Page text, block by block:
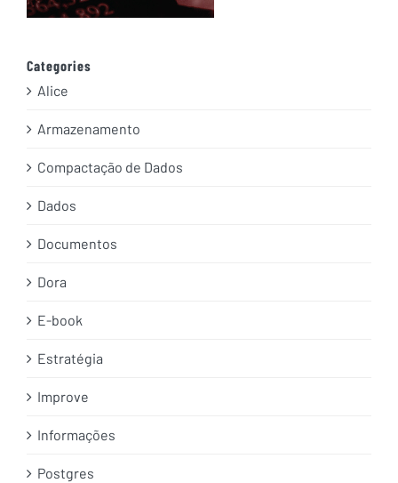
Categories
Alice
Armazenamento
Compactação de Dados
Dados
Documentos
Dora
E-book
Estratégia
Improve
Informações
Postgres